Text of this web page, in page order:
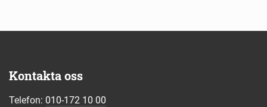
Kontakta oss
Telefon: 010-172 10 00